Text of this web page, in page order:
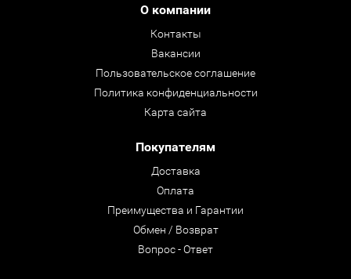
О компании
Контакты
Вакансии
Пользовательское соглашение
Политика конфиденциальности
Карта сайта
Покупателям
Доставка
Оплата
Преимущества и Гарантии
Обмен / Возврат
Вопрос - Ответ